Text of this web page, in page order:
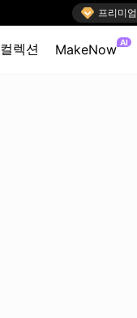
 프리미엄
컬렉션 MakeNow AI